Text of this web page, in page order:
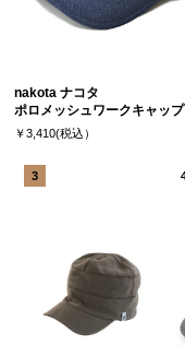
nakota ナコタ
ポロメッシュワークキャップ
￥3,410(税込）